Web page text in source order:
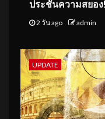
ประชันความสยอง!
2 วัน ago admin
UPDATE